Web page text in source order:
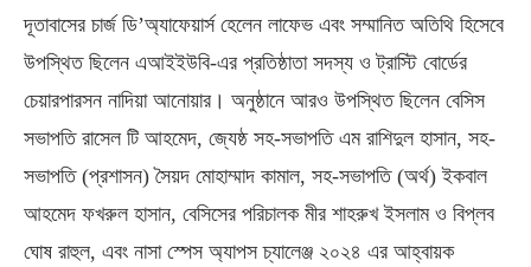
দূতাবাসের চার্জ ডি’অ্যাফেয়ার্স হেলেন লাফেভ এবং সম্মানিত অতিথি হিসেবে
উপস্থিত ছিলেন এআইইউবি-এর প্রতিষ্ঠাতা সদস্য ও ট্রাস্টি বোর্ডের
চেয়ারপারসন নাদিয়া আনোয়ার। অনুষ্ঠানে আরও উপস্থিত ছিলেন বেসিস
সভাপতি রাসেল টি আহমেদ, জ্যেষ্ঠ সহ-সভাপতি এম রাশিদুল হাসান, সহ-
সভাপতি (প্রশাসন) সৈয়দ মোহাম্মাদ কামাল, সহ-সভাপতি (অর্থ) ইকবাল
আহমেদ ফখরুল হাসান, বেসিসের পরিচালক মীর শাহরুখ ইসলাম ও বিপ্লব
ঘোষ রাহুল, এবং নাসা স্পেস অ্যাপস চ্যালেঞ্জ ২০২৪ এর আহ্বায়ক